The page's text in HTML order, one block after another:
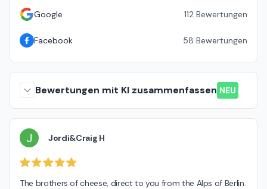
Google 112 Bewertungen
Facebook 58 Bewertungen
Bewertungen mit KI zusammenfassen NEU
J Jordi&Craig H
The brothers of cheese, direct to you from the Alps of Berlin.